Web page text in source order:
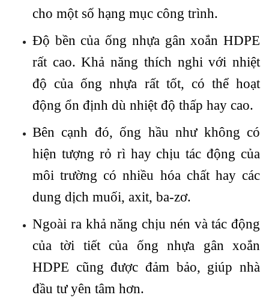
cho một số hạng mục công trình.
Độ bền của ống nhựa gân xoắn HDPE
rất cao. Khả năng thích nghi với nhiệt
độ của ống nhựa rất tốt, có thể hoạt
động ổn định dù nhiệt độ thấp hay cao.
Bên cạnh đó, ống hầu như không có
hiện tượng rỏ rì hay chịu tác động của
môi trường có nhiều hóa chất hay các
dung dịch muối, axit, ba-zơ.
Ngoài ra khả năng chịu nén và tác động
của tời tiết của ống nhựa gân xoắn
HDPE cũng được đảm bảo, giúp nhà
đầu tư yên tâm hơn.​​​​​​